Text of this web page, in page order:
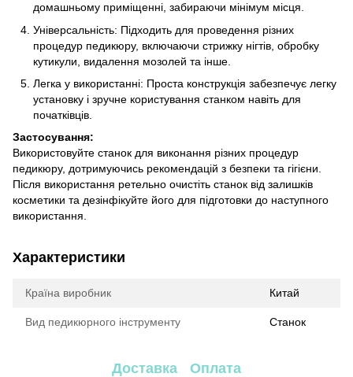
домашньому приміщенні, забираючи мінімум місця.
Універсальність: Підходить для проведення різних
процедур педикюру, включаючи стрижку нігтів, обробку
кутикули, видалення мозолей та інше.
Легка у використанні: Проста конструкція забезпечує легку
установку і зручне користування станком навіть для
початківців.
Застосування:
Використовуйте станок для виконання різних процедур
педикюру, дотримуючись рекомендацій з безпеки та гігієни.
Після використання ретельно очистіть станок від залишків
косметики та дезінфікуйте його для підготовки до наступного
використання.
Характеристики
Країна виробник Китай
Вид педикюрного інструменту Станок
Доставка Оплата